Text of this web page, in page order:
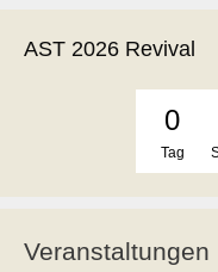
AST 2026 Revival
0
Tag
Veranstaltungen